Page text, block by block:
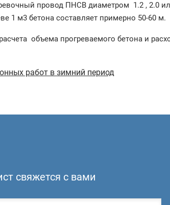
провод ПНСВ диаметром 1.2 , 2.0
1 м3 бетона составляет примерно 50-60 м.
объема прогреваемого бетона и
работ в зимний период
свяжется с вами